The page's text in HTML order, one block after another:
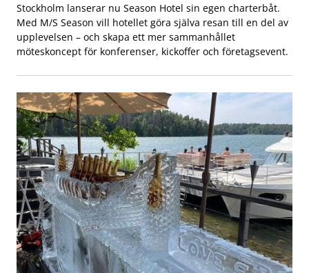
Stockholm lanserar nu Season Hotel sin egen charterbåt.
Med M/S Season vill hotellet göra själva resan till en del av
upplevelsen – och skapa ett mer sammanhållet
möteskoncept för konferenser, kickoffer och företagsevent.